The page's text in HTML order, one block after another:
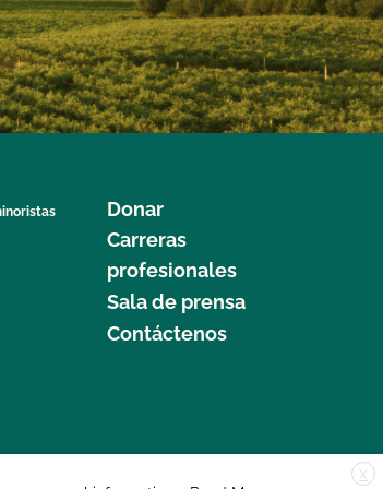
Donar
Carreras
profesionales
Sala de prensa
Contáctenos
X